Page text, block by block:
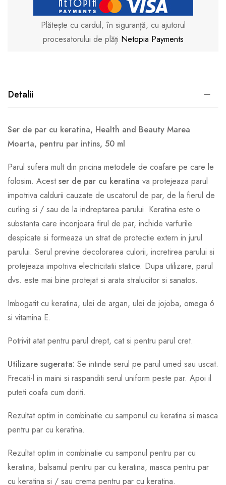
Plătește cu cardul, în siguranță, cu ajutorul
procesatorului de plăți Netopia Payments
Detalii
Ser de par cu keratina, Health and Beauty Marea
Moarta, pentru par intins, 50 ml
Parul sufera mult din pricina metodele de coafare pe care le
folosim. Acestser de par cu keratina va protejeaza parul
impotriva caldurii cauzate de uscatorul de par, de la fierul de
curling si / sau de la indreptarea parului. Keratina este o
substanta care inconjoara firul de par, inchide varfurile
despicate si formeaza un strat de protectie extern in jurul
parului. Serul previne decolorarea culorii, incretirea parului si
protejeaza impotriva electricitatii statice. Dupa utilizare, parul
dvs. este mai bine protejat si arata stralucitor si sanatos.
Imbogatit cu keratina, ulei de argan, ulei de jojoba, omega 6
si vitamina E.
Potrivit atat pentru parul drept, cat si pentru parul cret.
Utilizare sugerata: Se intinde serul pe parul umed sau uscat.
Frecati-l in maini si raspanditi serul uniform peste par. Apoi il
puteti coafa cum doriti.
Rezultat optim in combinatie cu samponul cu keratina si masca
pentru par cu keratina.
Rezultat optim in combinatie cu samponul pentru par cu
keratina, balsamul pentru par cu keratina, masca pentru par
cu keratina si / sau crema pentru par cu keratina.